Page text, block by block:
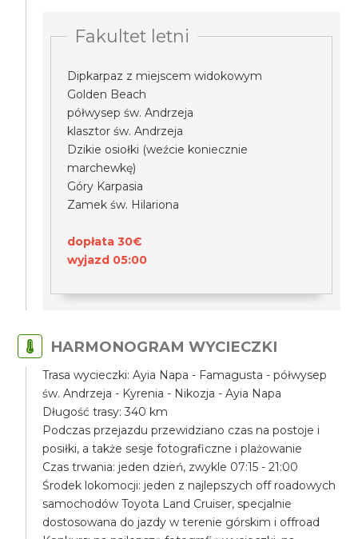
Fakultet letni
Dipkarpaz z miejscem widokowym
Golden Beach
półwysep św. Andrzeja
klasztor św. Andrzeja
Dzikie osiołki (weźcie koniecznie
marchewkę)
Góry Karpasia
Zamek św. Hilariona
dopłata 30€
wyjazd 05:00
HARMONOGRAM WYCIECZKI
Trasa wycieczki: Ayia Napa - Famagusta - półwysep
św. Andrzeja - Kyrenia - Nikozja - Ayia Napa
Długość trasy: 340 km
Podczas przejazdu przewidziano czas na postoje i
posiłki, a także sesje fotograficzne i plażowanie
Czas trwania: jeden dzień, zwykle 07:15 - 21:00
Środek lokomocji: jeden z najlepszych off roadowych
samochodów Toyota Land Cruiser, specjalnie
dostosowana do jazdy w terenie górskim i offroad